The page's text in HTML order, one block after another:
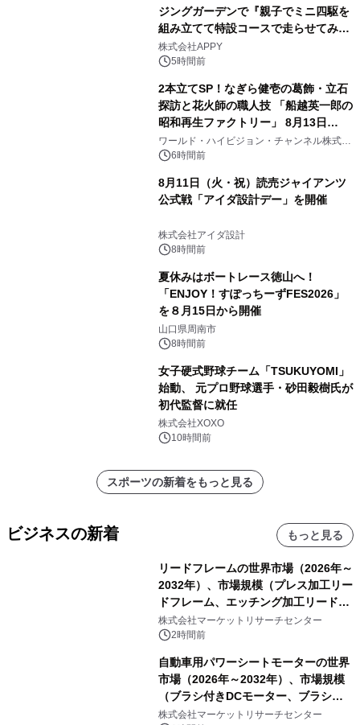
ジングガーデンで『親子でミニ四駆を
組み立てて特設コースで走らせてみよ
う！』を開催
株式会社APPY
5時間前
2本立てSP！なぎら健壱の葛飾・立石
探訪と花火師の職人技 「船越英一郎の
昭和再生ファクトリー」 8月13日
（木）よる9時～ BS12 トゥエルビで
放送
ワールド・ハイビジョン・チャンネル株式会
社 6時間前
8月11日（火・祝）読売ジャイアンツ
公式戦「アイダ設計デー」を開催
株式会社アイダ設計
8時間前
夏休みはボートレース徳山へ！
「ENJOY！すぽっちーずFES2026」
を８月15日から開催
山口県周南市
8時間前
女子硬式野球チーム「TSUKUYOMI」
始動、 元プロ野球選手・砂田毅樹氏が
初代監督に就任
株式会社XOXO
10時間前
スポーツの新着をもっと見る
ビジネスの新着 もっと見る
リードフレームの世界市場（2026年～
2032年）、市場規模（プレス加工リー
ドフレーム、エッチング加工リードフ
レーム）・分析レポートを発表
株式会社マーケットリサーチセンター
2時間前
自動車用パワーシートモーターの世界
市場（2026年～2032年）、市場規模
（ブラシ付きDCモーター、ブラシレ
スDCモーター）・分析レポートを発
株式会社マーケットリサーチセンター